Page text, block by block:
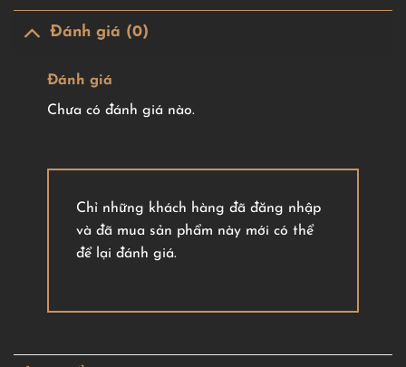
Đánh giá (0)
Đánh giá
Chưa có đánh giá nào.
Chỉ những khách hàng đã đăng nhập
và đã mua sản phẩm này mới có thể
để lại đánh giá.